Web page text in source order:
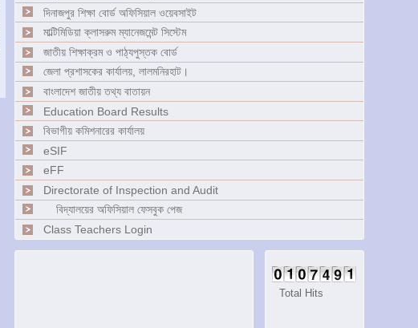
দিনাজপুর শিক্ষা বোর্ড অফিসিয়াল ওয়েবসাইট
মাল্টিমিডিয়া ক্লাসরুম ম্যানেজমেন্ট সিস্টেম
জাতীয় শিক্ষাক্রম ও পাঠ্যপুস্তক বোর্ড
জেলা প্রশাসকের কার্যালয়, লালমনিরহাট।
বাংলাদেশ জাতীয় তথ্য বাতায়ন
Education Board Results
বিভাগীয় কমিশনারের কার্যালয়
eSIF
eFF
Directorate of Inspection and Audit
বিদ্যালয়ের অফিসিয়াল ফেসবুক পেজ
Class Teachers Login
Total Hits